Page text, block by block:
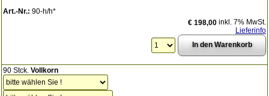
Art.-Nr.: 90-h/h*
€ 198,00 inkl. 7% MwSt.
Lieferinfo
90 Stck. Vollkorn